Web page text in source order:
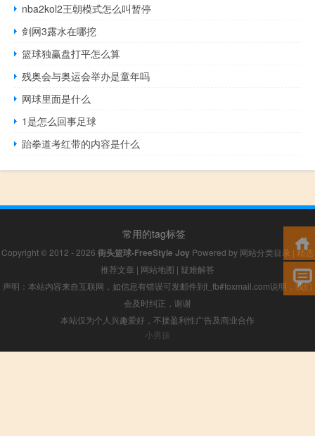
nba2kol2王朝模式怎么叫暂停
剑网3露水在哪挖
篮球独赢盘打平怎么算
残奥会与奥运会举办是童年吗
网球里面是什么
1是怎么回事足球
跆拳道考红带的内容是什么
常用的tag标签
Copyright © 2012 - 2026 街头篮球-FreeStyle Joy Powered by 网站分类目录 | 精选
推荐文章 | 网站地图 | 疑难解答
声明：本站内容来自互联网，如信息有错误可发邮件到f_fb#foxmail.com说明，我们
会及时纠正，谢谢
本站仅为个人兴趣爱好，不接盈利性广告及商业合作
小男孩